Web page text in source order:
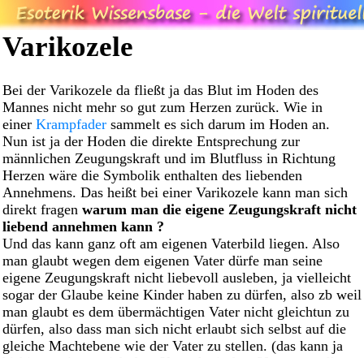
Varikozele
Bei der Varikozele da fließt ja das Blut im Hoden des
Mannes nicht mehr so gut zum Herzen zurück. Wie in
einer Krampfader sammelt es sich darum im Hoden an.
Nun ist ja der Hoden die direkte Entsprechung zur
männlichen Zeugungskraft und im Blutfluss in Richtung
Herzen wäre die Symbolik enthalten des liebenden
Annehmens. Das heißt bei einer Varikozele kann man sich
direkt fragen warum man die eigene Zeugungskraft nicht
liebend annehmen kann ?
Und das kann ganz oft am eigenen Vaterbild liegen. Also
man glaubt wegen dem eigenen Vater dürfe man seine
eigene Zeugungskraft nicht liebevoll ausleben, ja vielleicht
sogar der Glaube keine Kinder haben zu dürfen, also zb weil
man glaubt es dem übermächtigen Vater nicht gleichtun zu
dürfen, also dass man sich nicht erlaubt sich selbst auf die
gleiche Machtebene wie der Vater zu stellen. (das kann ja